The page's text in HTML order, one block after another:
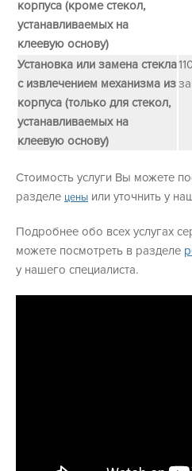
корпуса (кроме стекол,
устанавливаемых на
клеевую основу)
Установка или замена стекла
с извлечением механизма из
корпуса (только для стекол,
устанавливаемых на
клеевую основу)
Стоимость услуги Вы можете
разделе цены или уточнить у
Подробнее обо всех услугах
можете посмотреть в разделе
у нашего специалиста.